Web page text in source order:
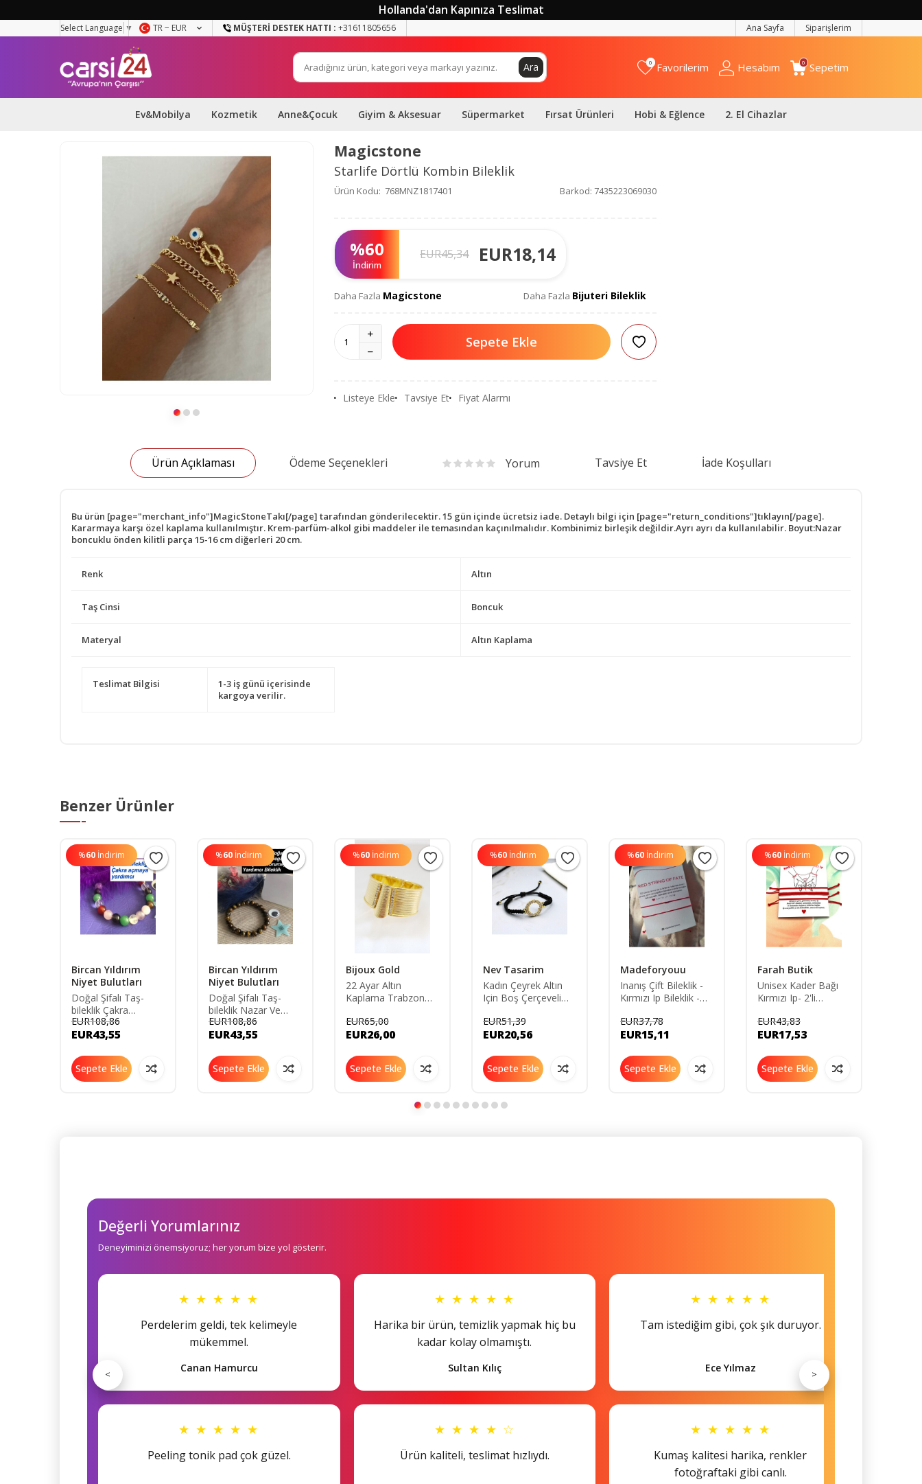
Hollanda'dan Kapınıza Teslimat
Select Language ▼ TR − EUR MÜŞTERI DESTEK HATTI : +31611805656 Ana Sayfa Siparişlerim
Ara 0 Favorilerim Hesabım 0 Sepetim
Ev&Mobilya Kozmetik Anne&Çocuk Giyim & Aksesuar Süpermarket Fırsat Ürünleri Hobi & Eğlence 2. El Cihazlar
Magicstone
Starlife Dörtlü Kombin Bileklik
Ürün Kodu: 768MNZ1817401 Barkod: 7435223069030
%60
İndirim
EUR45,34 EUR18,14
Daha Fazla Magicstone Daha Fazla Bijuteri Bileklik
Sepete Ekle
Listeye Ekle Tavsiye Et Fiyat Alarmı
Ürün Açıklaması Ödeme Seçenekleri Yorum Tavsiye Et İade Koşulları
Bu ürün [page="merchant_info"]MagicStoneTakı[/page] tarafından gönderilecektir. 15 gün içinde ücretsiz iade. Detaylı bilgi için [page="return_conditions"]tıklayın[/page].
Kararmaya karşı özel kaplama kullanılmıştır. Krem-parfüm-alkol gibi maddeler ile temasından kaçınılmalıdır. Kombinimiz birleşik değildir.Ayrı ayrı da kullanılabilir. Boyut:Nazar
boncuklu önden kilitli parça 15-16 cm diğerleri 20 cm.
Renk Altın
Taş Cinsi Boncuk
Materyal Altın Kaplama
Teslimat Bilgisi
1-3 iş günü içerisinde
kargoya verilir.
Benzer Ürünler
%60 İndirim
Bircan Yıldırım
Niyet Bulutları
Doğal Şifalı Taş-
bileklik Çakra
Açmaya Yardımcı
Bilekliği
EUR108,86
EUR43,55
Sepete Ekle
%60 İndirim
Bircan Yıldırım
Niyet Bulutları
Doğal Şifalı Taş-
bileklik Nazar Ve
Negatif Insan
Koruma Yardımcı
EUR108,86
EUR43,55
Sepete Ekle
%60 İndirim
Bijoux Gold
22 Ayar Altın
Kaplama Trabzon
Bileklik (büyük Beden
L)
EUR65,00
EUR26,00
Sepete Ekle
%60 İndirim
Nev Tasarim
Kadın Çeyrek Altın
Için Boş Çerçeveli
EUR51,39
EUR20,56
Sepete Ekle
%60 İndirim
Madeforyouu
Inanış Çift Bileklik -
Kırmızı Ip Bileklik -
Anlamlı Sevgili
Bilekliği
EUR37,78
EUR15,11
Sepete Ekle
%60 İndirim
Farah Butik
Unisex Kader Bağı
Kırmızı Ip- 2'li
şans Bilekliği-çift
Bilekliği
EUR43,83
EUR17,53
Sepete Ekle
Değerli Yorumlarınız
Deneyiminizi önemsiyoruz; her yorum bize yol gösterir.
★ ★ ★ ★ ★
Perdelerim geldi, tek kelimeyle
mükemmel.
Canan Hamurcu
★ ★ ★ ★ ★
Peeling tonik pad çok güzel.
★ ★ ★ ★ ★
Harika bir ürün, temizlik yapmak hiç bu
kadar kolay olmamıştı.
Sultan Kılıç
★ ★ ★ ★ ☆
Ürün kaliteli, teslimat hızlıydı.
★ ★ ★ ★ ★
Tam istediğim gibi, çok şık duruyor.
Ece Yılmaz
★ ★ ★ ★ ★
Kumaş kalitesi harika, renkler
fotoğraftaki gibi canlı.
< >